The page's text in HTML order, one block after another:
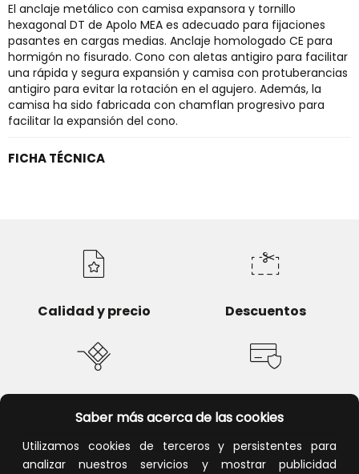
Saber más acerca de las cookies
Utilizamos cookies de terceros y persistentes para
analizar nuestros servicios y mostrar publicidad
El anclaje metálico con camisa expansora y tornillo
hexagonal DT de Apolo MEA es adecuado para fijaciones
pasantes en cargas medias. Anclaje homologado CE para
hormigón no fisurado. Cono con aletas antigiro para facilitar
una rápida y segura expansión y camisa con protuberancias
antigiro para evitar la rotación en el agujero. Además, la
camisa ha sido fabricada con chamflan progresivo para
facilitar la expansión del cono.
FICHA TÉCNICA
Calidad y precio Descuentos